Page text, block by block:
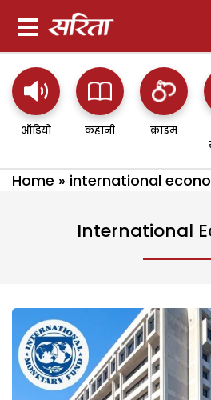
ऑडियो कहानी क्राइम
Home » international
International